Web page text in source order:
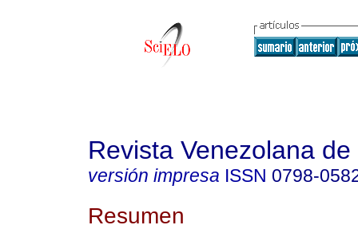
Revista Venezolana
versión impresa ISSN 0798-
Resumen